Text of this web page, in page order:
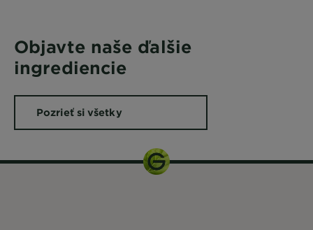
Objavte naše ďalšie
ingrediencie
Pozrieť si všetky